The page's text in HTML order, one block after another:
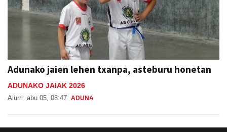
Adunako jaien lehen txanpa, asteburu honetan
ADUNAKO JAIAK 2026
Aiurri abu 05, 08:47 ADUNA